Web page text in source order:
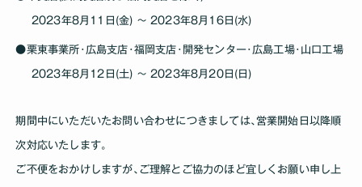
2023年8月11日(金) ～ 2023年8月16日(水)
●栗東事業所･広島支店･福岡支店･開発センター･広島工場･山口工場
2023年8月12日(土) ～ 2023年8月20日(日)
期間中にいただいたお問い合わせにつきましては､営業開始日以降順
次対応いたします｡
ご不便をおかけしますが､ご理解とご協力のほど宜しくお願い申し上